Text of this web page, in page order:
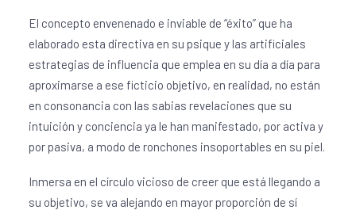
El concepto envenenado e inviable de “éxito” que ha
elaborado esta directiva en su psique y las artificiales
estrategias de influencia que emplea en su día a día para
aproximarse a ese ficticio objetivo, en realidad, no están
en consonancia con las sabias revelaciones que su
intuición y conciencia ya le han manifestado, por activa y
por pasiva, a modo de ronchones insoportables en su piel.
Inmersa en el círculo vicioso de creer que está llegando a
su objetivo, se va alejando en mayor proporción de sí